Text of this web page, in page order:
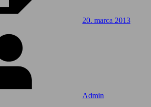
20. marca 2013
Admin